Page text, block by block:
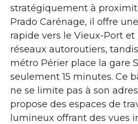
stratégiquement à
Prado Carénage, il offre
rapide vers le Vieux-Port
réseaux autoroutiers,
métro Périer place la gare
seulement 15 minutes. Ce
ne se limite pas à son
propose des espaces de
lumineux offrant des vues